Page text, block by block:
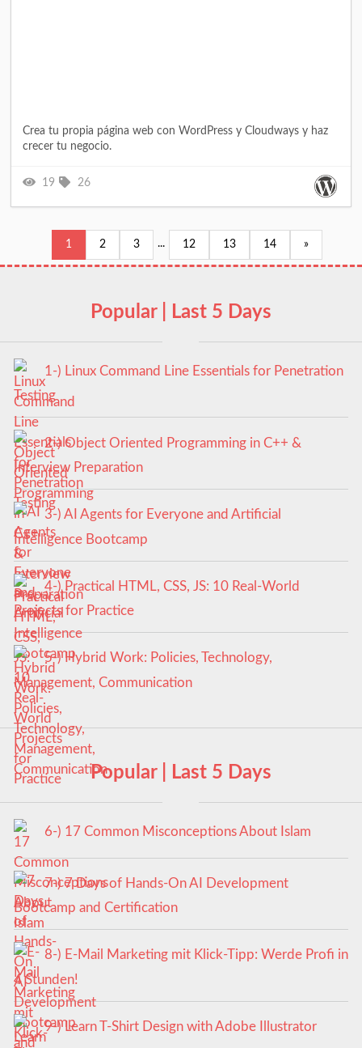
Crea tu propia página web con WordPress y Cloudways y haz
crecer tu negocio.
19 26
1 2 3 ... 12 13 14 »
Popular | Last 5 Days
1-) Linux Command Line Essentials for Penetration
Testing
2-) Object Oriented Programming in C++ &
Interview Preparation
3-) AI Agents for Everyone and Artificial
Intelligence Bootcamp
4-) Practical HTML, CSS, JS: 10 Real-World
Projects for Practice
5-) Hybrid Work: Policies, Technology,
Management, Communication
Popular | Last 5 Days
6-) 17 Common Misconceptions About Islam
7-) 7 Days of Hands-On AI Development
Bootcamp and Certification
8-) E-Mail Marketing mit Klick-Tipp: Werde Profi in
4 Stunden!
9-) Learn T-Shirt Design with Adobe Illustrator